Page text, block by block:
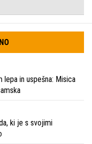
in uspešna: Misica
ki je s svojimi